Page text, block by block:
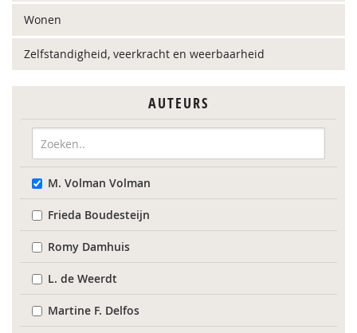
Wonen
Zelfstandigheid, veerkracht en weerbaarheid
AUTEURS
M. Volman Volman
Frieda Boudesteijn
Romy Damhuis
L. de Weerdt
Martine F. Delfos